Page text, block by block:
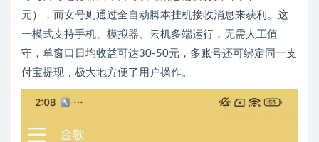
元），而女号则通过全自动脚本挂机接收消息来获利。这
一模式支持手机、模拟器、云机多端运行，无需人工值
守，单窗口日均收益可达30-50元，多账号还可绑定同一支
付宝提现，极大地方便了用户操作。